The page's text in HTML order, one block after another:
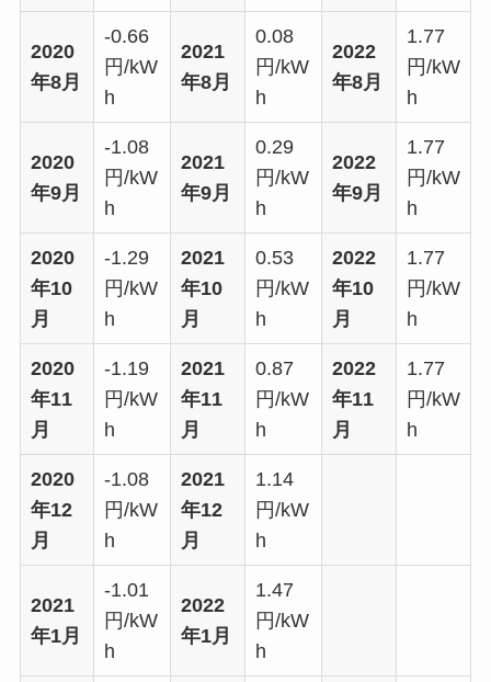
2020
年8月
-0.66
円/kW
h
2021
年8月
0.08
円/kW
h
2022
年8月
1.77
円/kW
h
2020
年9月
-1.08
円/kW
h
2021
年9月
0.29
円/kW
h
2022
年9月
1.77
円/kW
h
2020
年10
月
-1.29
円/kW
h
2021
年10
月
0.53
円/kW
h
2022
年10
月
1.77
円/kW
h
2020
年11
月
-1.19
円/kW
h
2021
年11
月
0.87
円/kW
h
2022
年11
月
1.77
円/kW
h
2020
年12
月
-1.08
円/kW
h
2021
年12
月
1.14
円/kW
h
2021
年1月
-1.01
円/kW
h
2022
年1月
1.47
円/kW
h